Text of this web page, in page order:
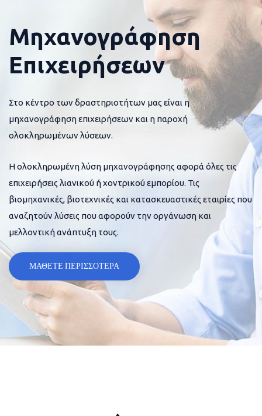
Μηχανογράφηση
Επιχειρήσεων
Στο κέντρο των δραστηριοτήτων μας είναι η
μηχανογράφηση επιχειρήσεων και η παροχή
ολοκληρωμένων λύσεων.
Η ολοκληρωμένη λύση μηχανογράφησης αφορά όλες τις
επιχειρήσεις λιανικού ή χοντρικού εμπορίου. Τις
βιομηχανικές, βιοτεχνικές και κατασκευαστικές εταιρίες που
αναζητούν λύσεις που αφορούν την οργάνωση και
μελλοντική ανάπτυξη τους.
ΜΑΘΕΤΕ ΠΕΡΙΣΣΟΤΕΡΑ